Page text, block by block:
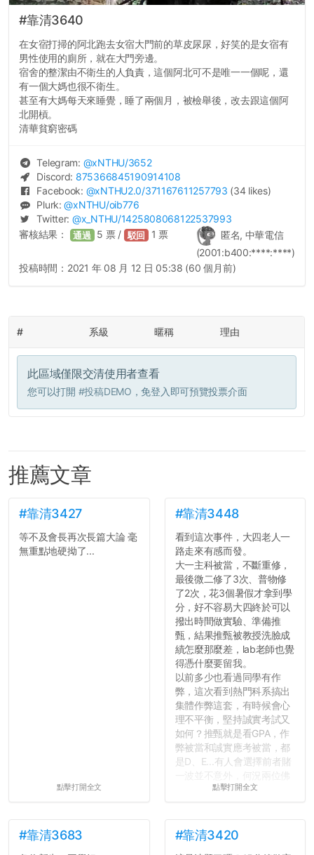
#靠清3640
在女宿打掃的阿北跑去女宿大門前的草皮尿尿，好笑的是女宿有
男性使用的廁所，就在大門旁邊。
宿舍的整潔由不衛生的人負責，這個阿北可不是唯一一個呢，還
有一個大媽也很不衛生。
甚至有大媽每天來睡覺，睡了兩個月，被檢舉後，改去跟這個阿
北開槓。
清華貧窮密碼
Telegram: @xNTHU/3652
Discord: 875366845190914108
Facebook: @xNTHU2.0/371167611257793 (34 likes)
Plurk:@xNTHU/oib776
Twitter: @x_NTHU/1425808068122537993
匿名, 中華電信
(2001:b400:****:****)
審核結果： 通過 5 票 / 駁回 1 票
投稿時間： 2021 年 08 月 12 日 05:38 (60 個月前)
# 系級 暱稱 理由
此區域僅限交清使用者查看
您可以打開 #投稿DEMO ，免登入即可預覽投票介面
推薦文章
#靠清3427
等不及會長再次長篇大論 毫
無重點地硬拗了...
點擊打開全文
#靠清3448
看到這次事件，大四老人一
路走來有感而發。
大一主科被當，不斷重修，
最後微二修了3次、普物修
了2次，花3個暑假才拿到學
分，好不容易大四終於可以
撥出時間做實驗、準備推
甄，結果推甄被教授洗臉成
績怎麼那麼差，lab老師也覺
得憑什麼要留我。
以前多少也看過同學有作
弊，這次看到熱門科系搞出
集體作弊這套，有時候會心
理不平衡，堅持誠實考試又
如何？推甄就是看GPA，作
弊被當和誠實應考被當，都
是D、E...有人會選擇前者賭
一波並不意外，何況兩位佛
心教授看起來要輕輕放下
長作弊的風氣。
點擊打開全文
#靠清3683 #靠清3420